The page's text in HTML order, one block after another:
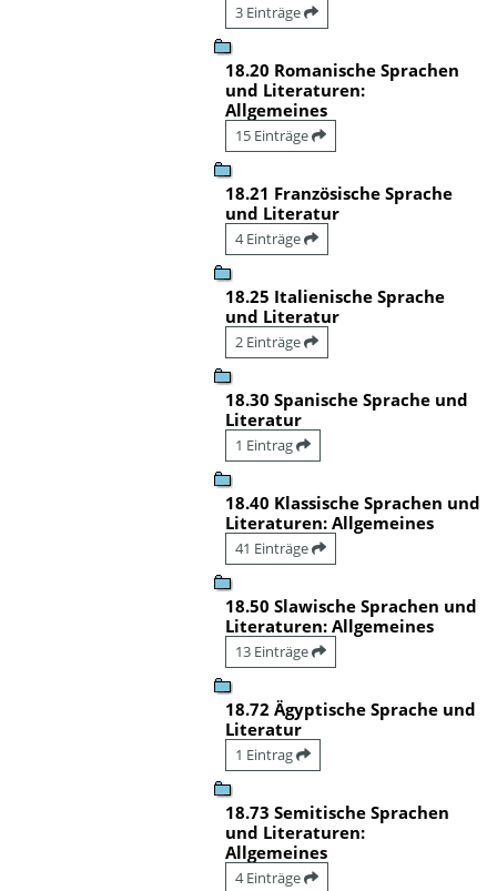
3 Einträge
18.20 Romanische Sprachen
und Literaturen:
Allgemeines
15 Einträge
18.21 Französische Sprache
und Literatur
4 Einträge
18.25 Italienische Sprache
und Literatur
2 Einträge
18.30 Spanische Sprache und
Literatur
1 Eintrag
18.40 Klassische Sprachen und
Literaturen: Allgemeines
41 Einträge
18.50 Slawische Sprachen und
Literaturen: Allgemeines
13 Einträge
18.72 Ägyptische Sprache und
Literatur
1 Eintrag
18.73 Semitische Sprachen
und Literaturen:
Allgemeines
4 Einträge